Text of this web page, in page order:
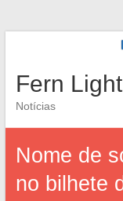
Fern
Notícias
Nome de
no bilhete